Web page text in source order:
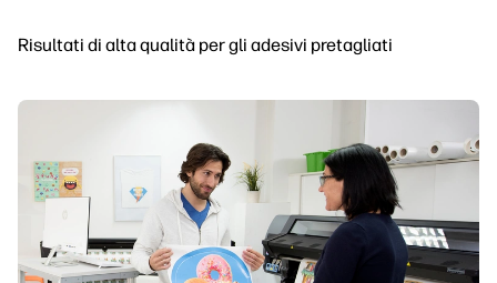
Risultati di alta qualità per gli adesivi pretagliati